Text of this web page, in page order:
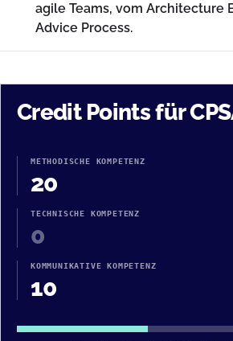
agile Teams, vom Architecture
Advice Process.
Credit Points für
METHODISCHE KOMPETENZ
20
TECHNISCHE KOMPETENZ
0
KOMMUNIKATIVE KOMPETENZ
10